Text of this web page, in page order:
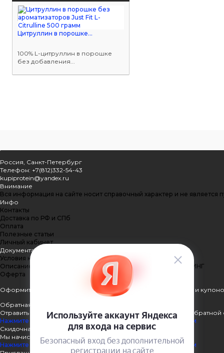
Цитруллин в порошке...
100% L-цитруллин в порошке
без добавления...
Россия, Санкт-Петербург
Телефон: +7(812)332-54-43
kupiprotein@yandex.ru
Внимание
Вся информация на сайте носит справочный характер и не
Инфо
Контакты
Доставка по РФ и СПб
Оплата
Полезные статьи
Личный кабинет
Документация
Условия конфиденциальности
Описание процесса передачи данных ПЭЙКИПЕР-ПРОЦЕССИНГ
Оферта
Оформить подписку Подпишитесь на рассылку наших акций и
Обратная связь
Отравить нам сообщение или задать вопрос через форму обратной
Нажмите здесь для получения дополнительной информации
Скидочная система
Мы начисляем кэшбэк с покупок
Нажмите здесь для получения дополнительной информации